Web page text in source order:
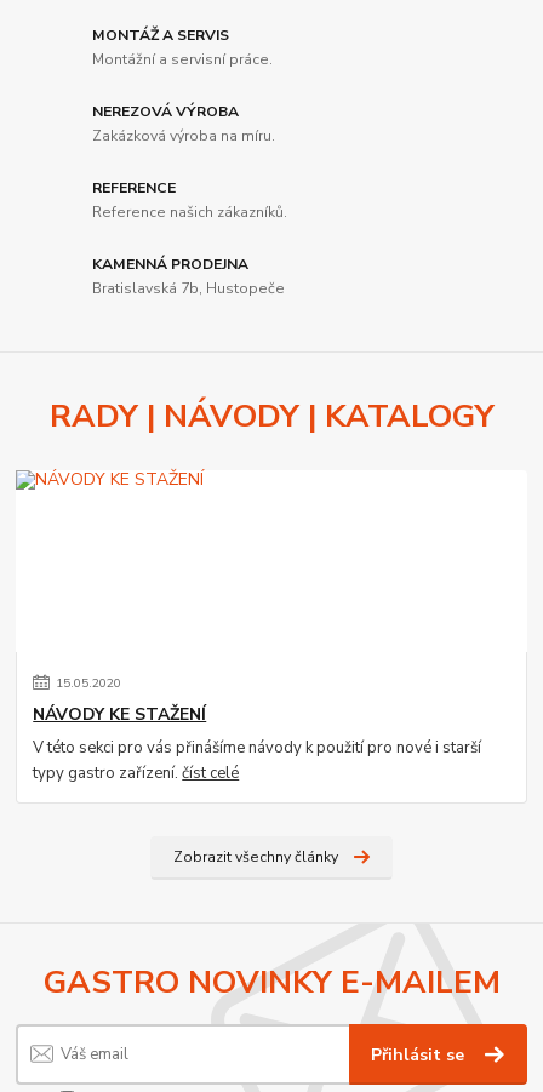
MONTÁŽ A SERVIS
Montážní a servisní práce.
NEREZOVÁ VÝROBA
Zakázková výroba na míru.
REFERENCE
Reference našich zákazníků.
KAMENNÁ PRODEJNA
Bratislavská 7b, Hustopeče
RADY | NÁVODY | KATALOGY
15.05.2020
NÁVODY KE STAŽENÍ
V této sekci pro vás přinášíme návody k použití pro nové i starší
typy gastro zařízení.číst celé
Zobrazit všechny články
GASTRO NOVINKY E-MAILEM
Přihlásit se